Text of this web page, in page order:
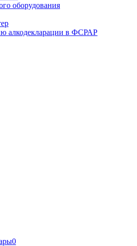
оборудования
алкодекларации в ФСРАР
0